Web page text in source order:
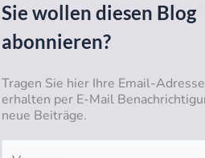
Sie wollen diesen Blog
abonnieren?
Tragen Sie hier Ihre Email-
erhalten per E-Mail
neue Beiträge.